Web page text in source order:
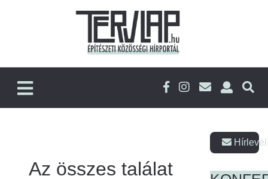
Az összes találat